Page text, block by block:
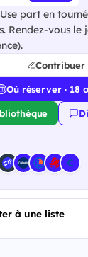
part en
Rendez-vous le
Contribuer
Où réserver · 18
à une liste